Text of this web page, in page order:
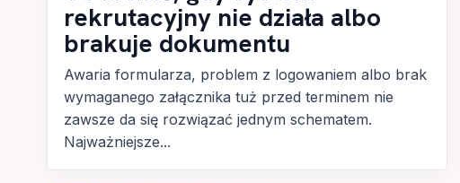
rekrutacyjny nie działa albo
brakuje dokumentu
Awaria formularza, problem z logowaniem albo brak
wymaganego załącznika tuż przed terminem nie
zawsze da się rozwiązać jednym schematem.
Najważniejsze...